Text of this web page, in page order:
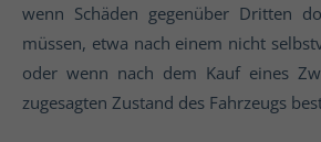
wenn Schäden gegenüber Dritten
müssen, etwa nach einem nicht
oder wenn nach dem Kauf eines
zugesagten Zustand des Fahrzeugs